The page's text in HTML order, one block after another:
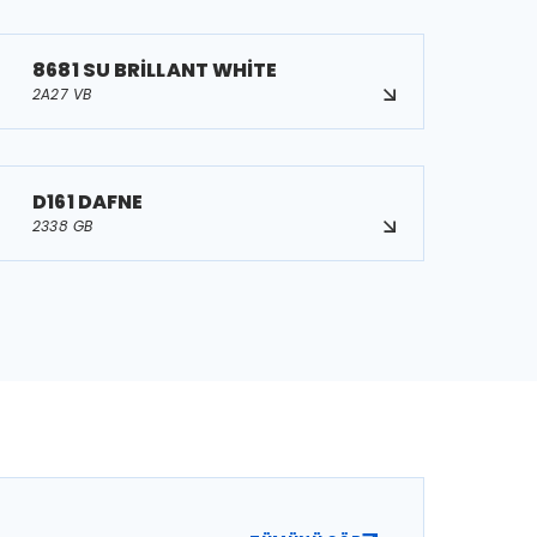
8681 SU BRİLLANT WHİTE
2A27 VB
D161 DAFNE
2338 GB